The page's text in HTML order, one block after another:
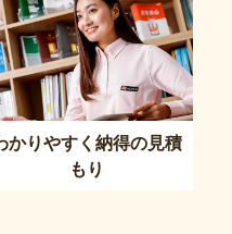
かりやすく納得の見積
もり